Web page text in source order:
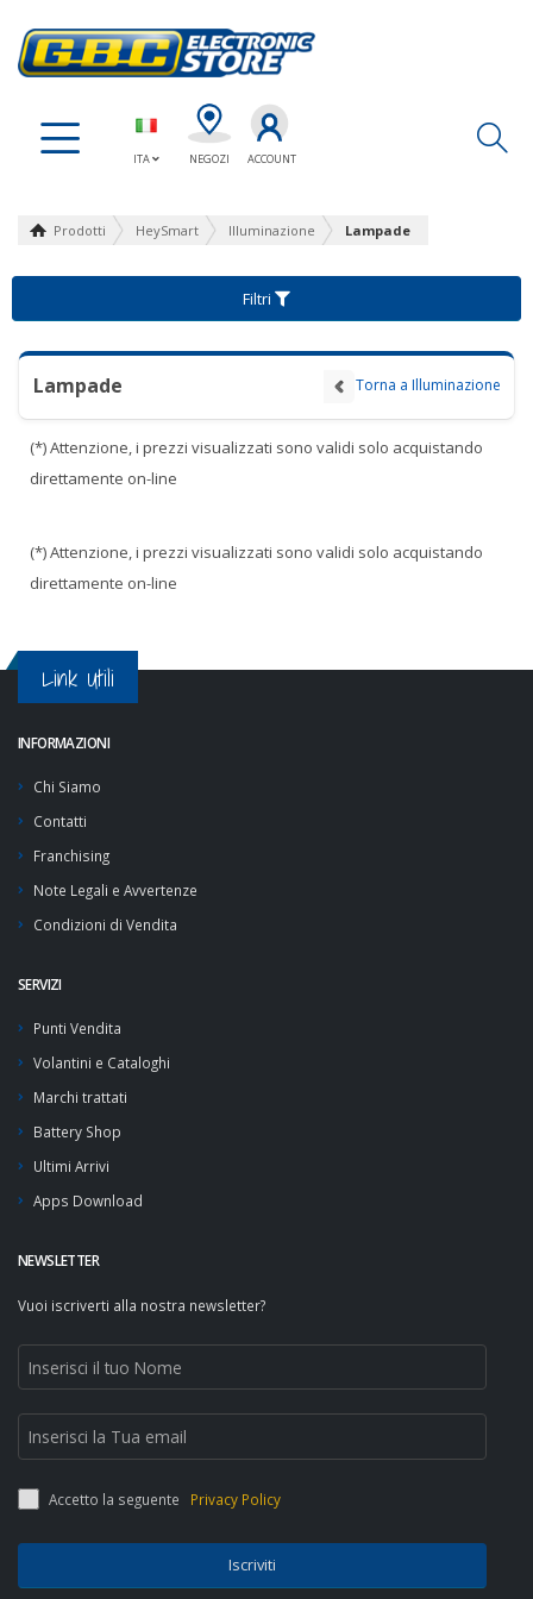
ITA NEGOZI ACCOUNT
Prodotti HeySmart Illuminazione Lampade
Filtri
Lampade Torna a Illuminazione
(*) Attenzione, i prezzi visualizzati sono validi solo acquistando
direttamente on-line
(*) Attenzione, i prezzi visualizzati sono validi solo acquistando
direttamente on-line
Link Utili
INFORMAZIONI
Chi Siamo
Contatti
Franchising
Note Legali e Avvertenze
Condizioni di Vendita
SERVIZI
Punti Vendita
Volantini e Cataloghi
Marchi trattati
Battery Shop
Ultimi Arrivi
Apps Download
NEWSLETTER
Vuoi iscriverti alla nostra newsletter?
Accetto la seguente Privacy Policy
Iscriviti